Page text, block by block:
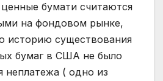
бумати считаются
на фондовом рынке,
историю существования
бумаг в США не было
неплатежа ( одно из